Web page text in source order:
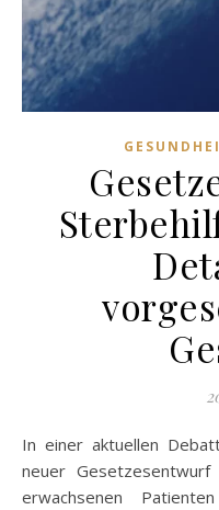
In einer aktuellen Debatte über die Sterbehilfe wird ein
neuer
erwachsenen